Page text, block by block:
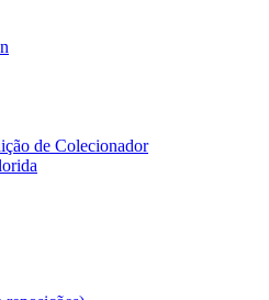
de Colecionador